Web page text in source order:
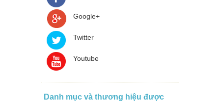
Google+
Twitter
Youtube
Danh mục và thương hiệu được